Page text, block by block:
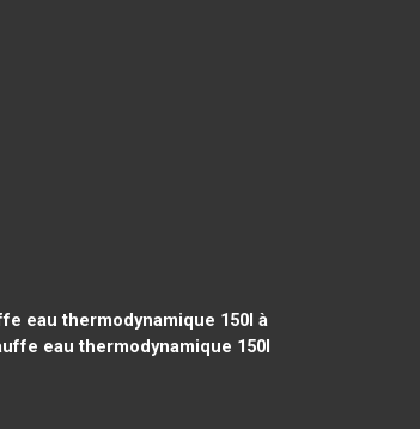
eau thermodynamique 150l à
eau thermodynamique 150l